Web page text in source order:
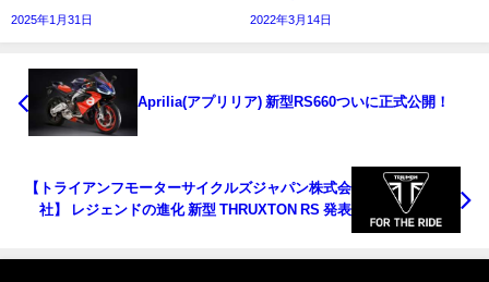
2025年1月31日 2022年3月14日
Aprilia(アプリリア) 新型RS660ついに正式公開！
【トライアンフモーターサイクルズジャパン株式会
社】 レジェンドの進化 新型 THRUXTON RS 発表